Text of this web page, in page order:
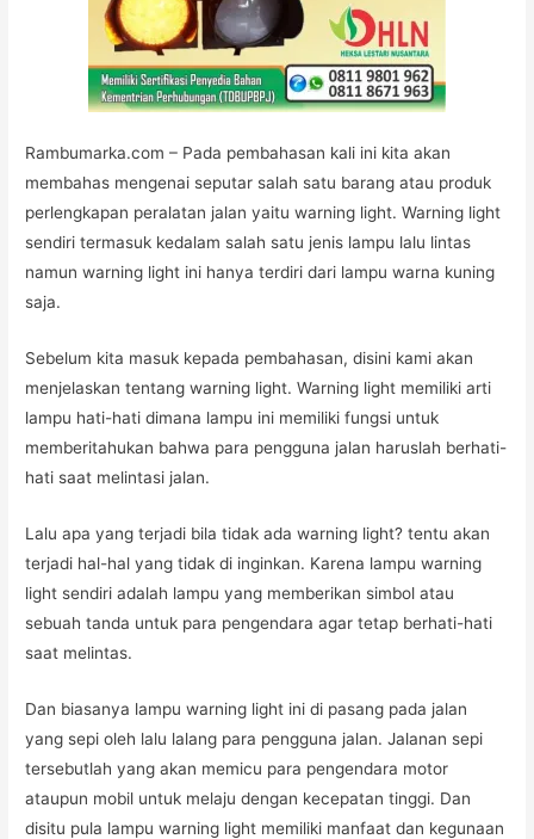
Rambumarka.com – Pada pembahasan kali ini kita akan
membahas mengenai seputar salah satu barang atau produk
perlengkapan peralatan jalan yaitu warning light. Warning light
sendiri termasuk kedalam salah satu jenis lampu lalu lintas
namun warning light ini hanya terdiri dari lampu warna kuning
saja.
Sebelum kita masuk kepada pembahasan, disini kami akan
menjelaskan tentang warning light. Warning light memiliki arti
lampu hati-hati dimana lampu ini memiliki fungsi untuk
memberitahukan bahwa para pengguna jalan haruslah berhati-
hati saat melintasi jalan.
Lalu apa yang terjadi bila tidak ada warning light? tentu akan
terjadi hal-hal yang tidak di inginkan. Karena lampu warning
light sendiri adalah lampu yang memberikan simbol atau
sebuah tanda untuk para pengendara agar tetap berhati-hati
saat melintas.
Dan biasanya lampu warning light ini di pasang pada jalan
yang sepi oleh lalu lalang para pengguna jalan. Jalanan sepi
tersebutlah yang akan memicu para pengendara motor
ataupun mobil untuk melaju dengan kecepatan tinggi. Dan
disitu pula lampu warning light memiliki manfaat dan kegunaan